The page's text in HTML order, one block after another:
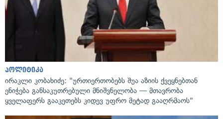
პოლიტიკა
ირაკლი კობახიძე: "ურთიერთობებს შუა აზიის ქვეყნებთან
ენიჭება განსაკუთრებული მნიშვნელობა — მთავრობა
ყველაფერს გააკეთებს კიდევ უფრო მეტად გააღრმაოს"